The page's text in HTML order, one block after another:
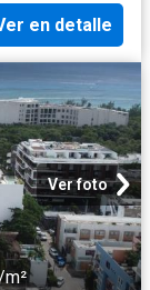
en detalle
Ver foto